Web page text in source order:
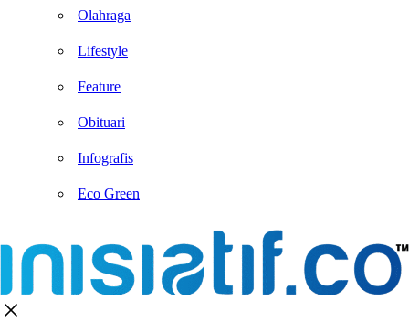
Olahraga
Lifestyle
Feature
Obituari
Infografis
Eco Green